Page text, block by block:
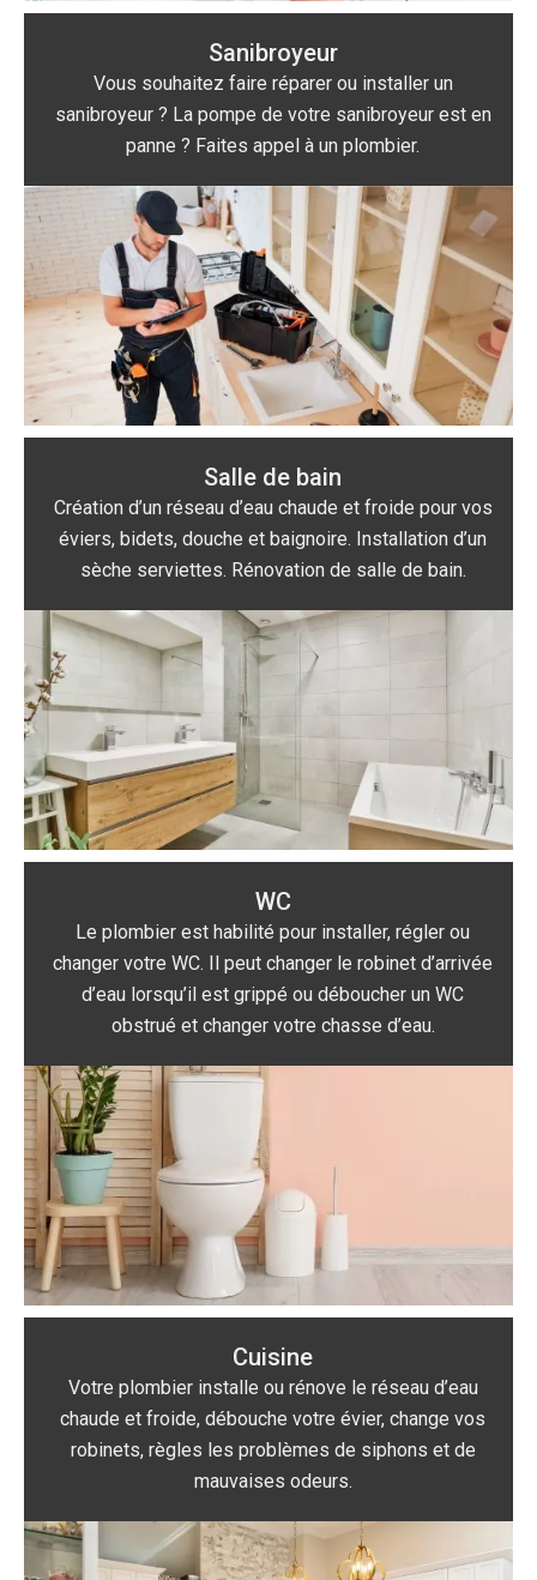
Sanibroyeur
Vous souhaitez faire réparer ou installer un
sanibroyeur ? La pompe de votre sanibroyeur est en
panne ? Faites appel à un plombier.
Salle de bain
Création d’un réseau d’eau chaude et froide pour vos
éviers, bidets, douche et baignoire. Installation d’un
sèche serviettes. Rénovation de salle de bain.
WC
Le plombier est habilité pour installer, régler ou
changer votre WC. Il peut changer le robinet d’arrivée
d’eau lorsqu’il est grippé ou déboucher un WC
obstrué et changer votre chasse d’eau.
Cuisine
Votre plombier installe ou rénove le réseau d’eau
chaude et froide, débouche votre évier, change vos
robinets, règles les problèmes de siphons et de
mauvaises odeurs.